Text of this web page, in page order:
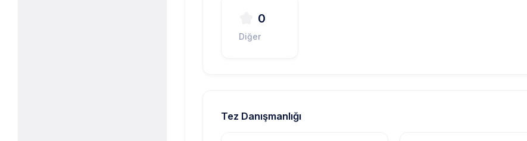
0
Diğer
Tez Danışmanlığı